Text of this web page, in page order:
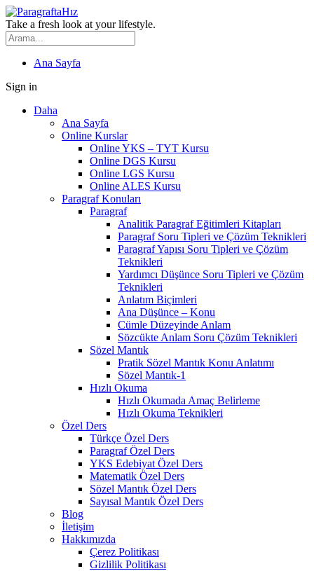
Take a fresh look at your lifestyle.
Ana Sayfa
Sign in
Daha
Ana Sayfa
Online Kurslar
Online YKS – TYT Kursu
Online DGS Kursu
Online LGS Kursu
Online ALES Kursu
Paragraf Konuları
Paragraf
Analitik Paragraf Eğitimleri Kitapları
Paragraf Soru Tipleri ve Çözüm Teknikleri
Paragraf Yapısı Soru Tipleri ve Çözüm
Teknikleri
Yardımcı Düşünce Soru Tipleri ve Çözüm
Teknikleri
Anlatım Biçimleri
Ana Düşünce – Konu
Cümle Düzeyinde Anlam
Sözcükte Anlam Soru Çözüm Teknikleri
Sözel Mantık
Pratik Sözel Mantık Konu Anlatımı
Sözel Mantık-1
Hızlı Okuma
Hızlı Okumada Amaç Belirleme
Hızlı Okuma Teknikleri
Özel Ders
Türkçe Özel Ders
Paragraf Özel Ders
YKS Edebiyat Özel Ders
Matematik Özel Ders
Sözel Mantık Özel Ders
Sayısal Mantık Özel Ders
Blog
İletişim
Hakkımızda
Çerez Politikası
Gizlilik Politikası